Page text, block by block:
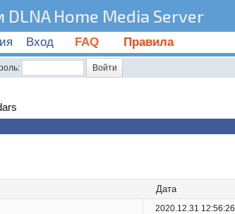
Home Media Server
Вход FAQ Правила
Дата
2020.12.31 12:56:26